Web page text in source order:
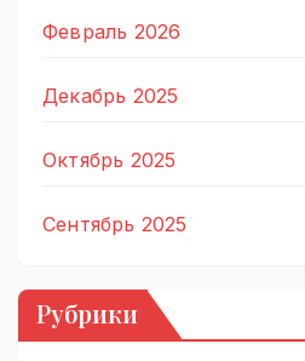
Февраль 2026
Декабрь 2025
Октябрь 2025
Сентябрь 2025
Рубрики